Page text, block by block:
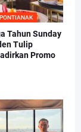
Tahun Sunday
Tulip
Promo